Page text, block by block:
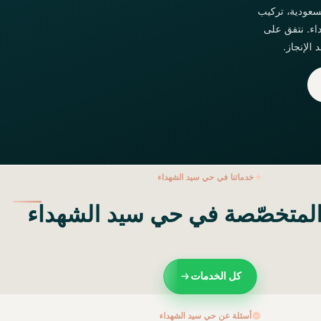
تركيب
نتفق على
الإنجاز.
خدماتنا في حي سيد الشهداء
المتخصّصة في حي سيد الشهداء
كل الخدمات
أسئلة عن حي سيد الشهداء